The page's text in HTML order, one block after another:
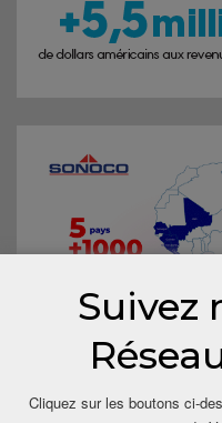
Suivez
Cliquez sur les boutons ci-